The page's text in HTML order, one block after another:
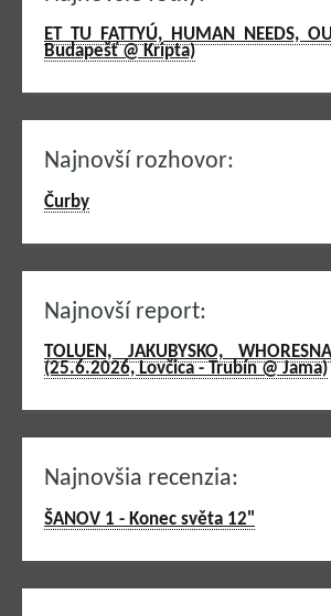
ET TU FATTYÚ, HUMAN NEEDS,
Budapešť @ Kripta)
Najnovší rozhovor:
Čurby
Najnovší report:
TOLUEN, JAKUBYSKO,
(25.6.2026, Lovčica - Trubín @ Jama)
Najnovšia recenzia:
ŠANOV 1 - Konec světa 12"